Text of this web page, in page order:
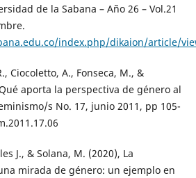
de la Sabana – Año 26 – Vol.21
index.php/dikaion/article/
Ciocoletto, A., Fonseca, M., &
aporta la perspectiva de género al
s No. 17, junio 2011, pp 105-
J., & Solana, M. (2020), La
mirada de género: un ejemplo en